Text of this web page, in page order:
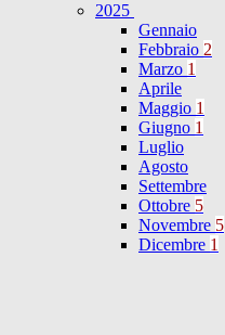
2025
Gennaio
Febbraio 2
Marzo 1
Aprile
Maggio 1
Giugno 1
Luglio
Agosto
Settembre
Ottobre 5
Novembre 5
Dicembre 1